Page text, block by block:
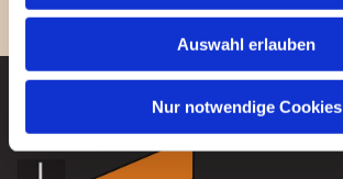
Auswahl erlauben
Nur notwendige Cookies